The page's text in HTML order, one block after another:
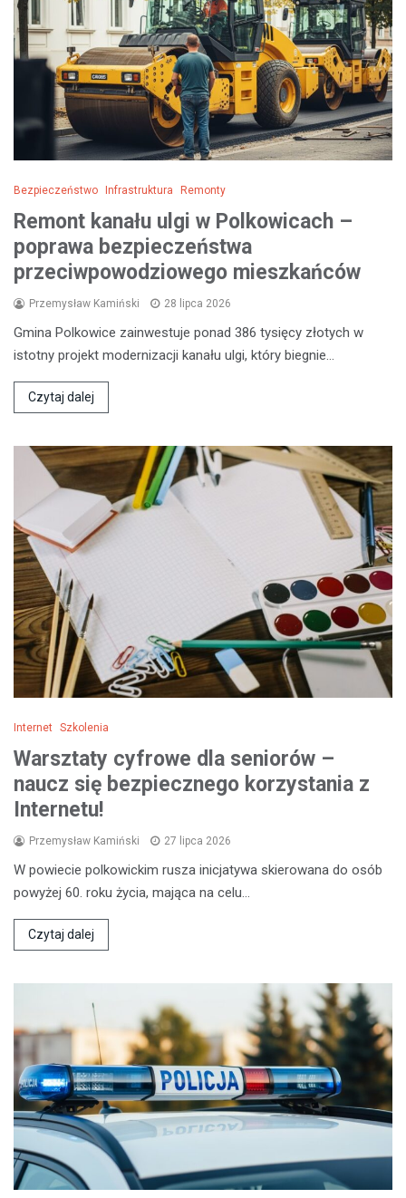
Bezpieczeństwo Infrastruktura Remonty
Remont kanału ulgi w Polkowicach –
poprawa bezpieczeństwa
przeciwpowodziowego mieszkańców
Przemysław Kamiński 28 lipca 2026
Gmina Polkowice zainwestuje ponad 386 tysięcy złotych w
istotny projekt modernizacji kanału ulgi, który biegnie…
Czytaj dalej
Internet Szkolenia
Warsztaty cyfrowe dla seniorów –
naucz się bezpiecznego korzystania z
Internetu!
Przemysław Kamiński 27 lipca 2026
W powiecie polkowickim rusza inicjatywa skierowana do osób
powyżej 60. roku życia, mająca na celu…
Czytaj dalej